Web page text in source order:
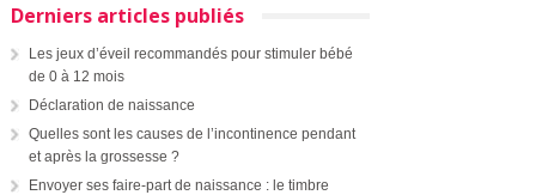
Derniers articles publiés
Les jeux d’éveil recommandés pour stimuler bébé
de 0 à 12 mois
Déclaration de naissance
Quelles sont les causes de l’incontinence pendant
et après la grossesse ?
Envoyer ses faire-part de naissance : le timbre